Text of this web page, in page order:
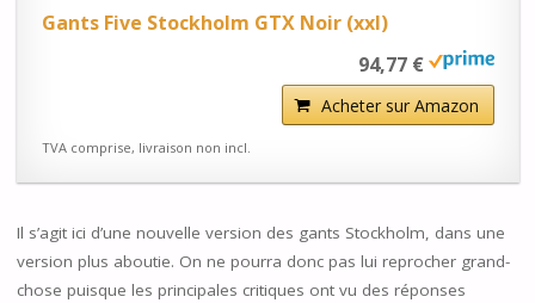
Gants Five Stockholm GTX Noir (xxl)
94,77 €
Acheter sur Amazon
TVA comprise, livraison non incl.
Il s’agit ici d’une nouvelle version des gants Stockholm, dans une
version plus aboutie. On ne pourra donc pas lui reprocher grand-
chose puisque les principales critiques ont vu des réponses